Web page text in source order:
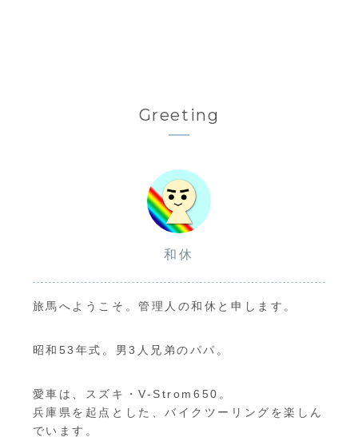
Greeting
和休
旅馬へようこそ。管理人の和休と申します。
昭和53年式。男3人兄弟のパパ。
愛車は、スズキ・V-Strom650。
兵庫県を起点とした、バイクツーリングを楽しん
でいます。